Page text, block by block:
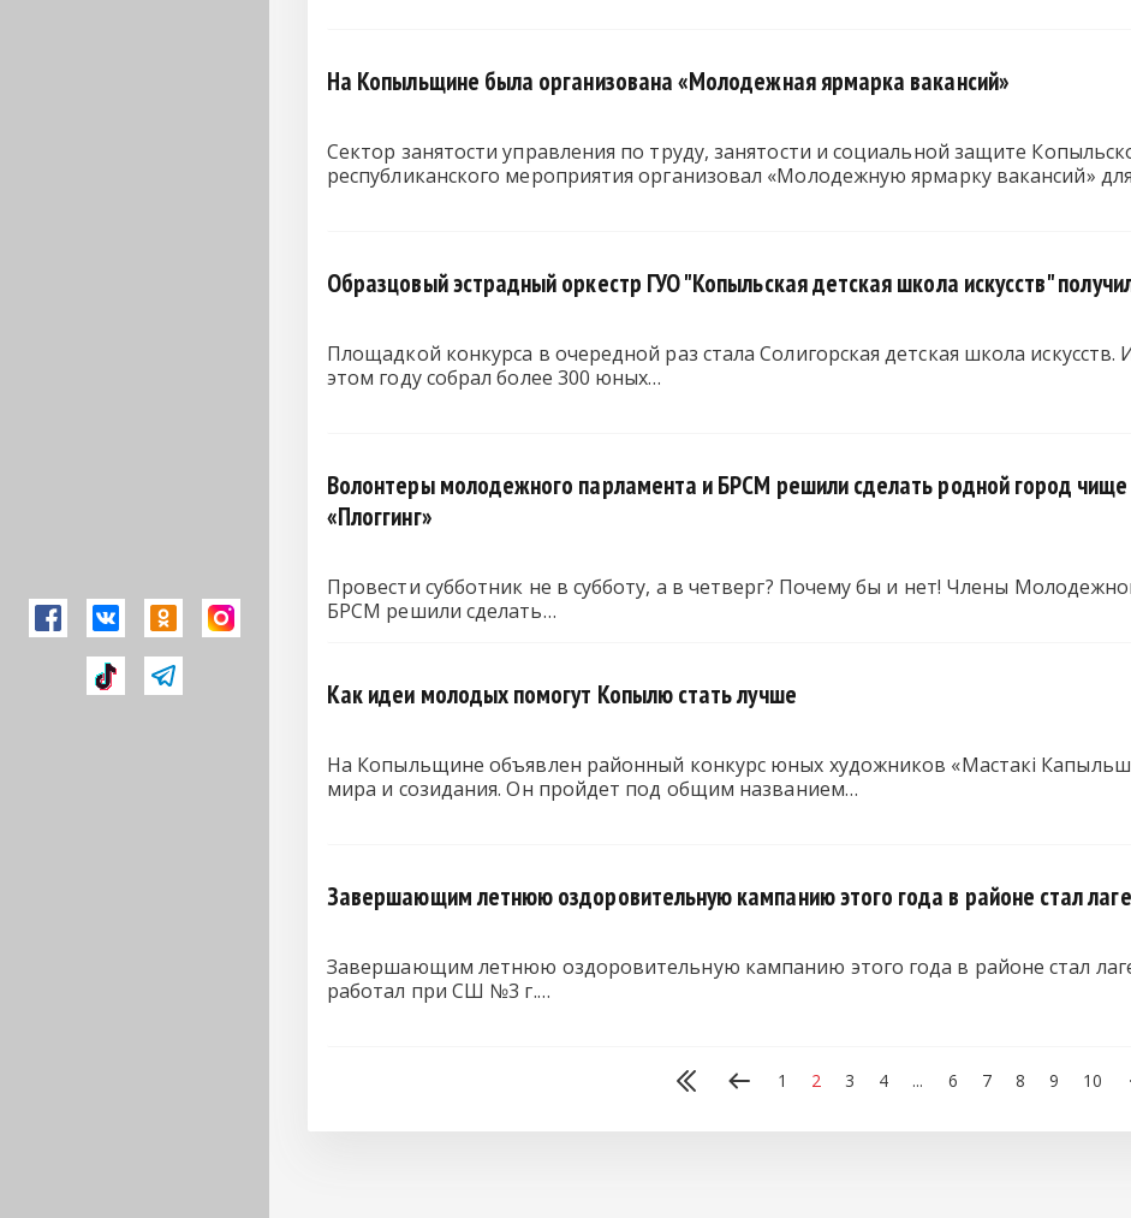
На Копыльщине была организована «Молодежная ярмарка вакансий»
Сектор занятости управления по труду, занятости и социальной защите
республиканского мероприятия организовал «Молодежную ярмарку вакансий»
Образцовый эстрадный оркестр ГУО "Копыльская детская школа искусств"
Площадкой конкурса в очередной раз стала Солигорская детская школа
этом году собрал более 300 юных…
Волонтеры молодежного парламента и БРСМ решили сделать родной город чище
«Плоггинг»
Провести субботник не в субботу, а в четверг? Почему бы и нет! Члены
БРСМ решили сделать…
Как идеи молодых помогут Копылю стать лучше
На Копыльщине объявлен районный конкурс юных художников «Мастакi
мира и созидания. Он пройдет под общим названием…
Завершающим летнюю оздоровительную кампанию этого года в районе стал
Завершающим летнюю оздоровительную кампанию этого года в районе стал
работал при СШ №3 г.…
1 2 3 4 ... 6 7 8 9 10